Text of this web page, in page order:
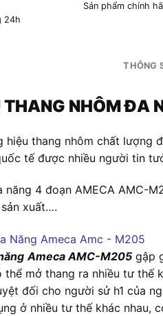
24h
Sản phẩm chính
THÔNG
THANG NHÔM ĐA
hiệu thang nhôm chất lượng
tế được nhiều người tin
năng 4 đoạn AMECA AMC-
xuất….
Ameca AMC-M205 gập
thể mở thang ra nhiều tư thế
đối cho người sử h1 của
ở nhiều tư thế khác nhau,